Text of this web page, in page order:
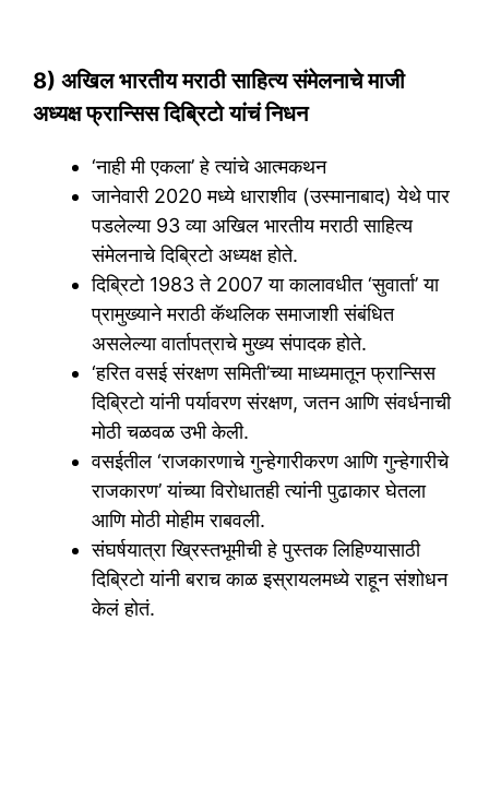
8) अखिल भारतीय मराठी साहित्य संमेलनाचे माजी
अध्यक्ष फ्रान्सिस दिब्रिटो यांचं निधन
‘नाही मी एकला’ हे त्यांचे आत्मकथन
जानेवारी 2020 मध्ये धाराशीव (उस्मानाबाद) येथे पार
पडलेल्या 93 व्या अखिल भारतीय मराठी साहित्य
संमेलनाचे दिब्रिटो अध्यक्ष होते.
दिब्रिटो 1983 ते 2007 या कालावधीत ‘सुवार्ता’ या
प्रामुख्याने मराठी कॅथलिक समाजाशी संबंधित
असलेल्या वार्तापत्राचे मुख्य संपादक होते.
‘हरित वसई संरक्षण समिती’च्या माध्यमातून फ्रान्सिस
दिब्रिटो यांनी पर्यावरण संरक्षण, जतन आणि संवर्धनाची
मोठी चळवळ उभी केली.
वसईतील ‘राजकारणाचे गुन्हेगारीकरण आणि गुन्हेगारीचे
राजकारण’ यांच्या विरोधातही त्यांनी पुढाकार घेतला
आणि मोठी मोहीम राबवली.
संघर्षयात्रा ख्रिस्तभूमीची हे पुस्तक लिहिण्यासाठी
दिब्रिटो यांनी बराच काळ इस्रायलमध्ये राहून संशोधन
केलं होतं.